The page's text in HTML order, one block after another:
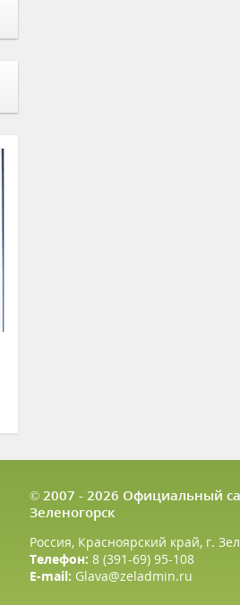
© 2007 - 2026 Официальный
Зеленогорск
Россия, Красноярский край, г.
Телефон: 8 (391-69) 95-108
E-mail: Glava@zeladmin.ru